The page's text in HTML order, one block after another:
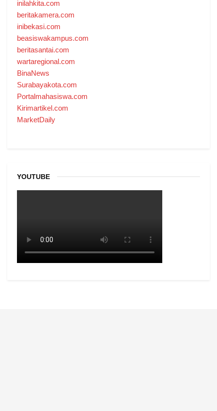
inilahkita.com
beritakamera.com
inibekasi.com
beasiswakampus.com
beritasantai.com
wartaregional.com
BinaNews
Surabayakota.com
Portalmahasiswa.com
Kirimartikel.com
MarketDaily
YOUTUBE